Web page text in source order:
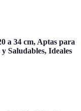
a 34 cm, Aptas para
Saludables, Ideales